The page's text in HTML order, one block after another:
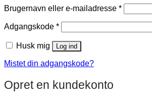
Brugernavn eller e-mailadresse *Påkrævet
Adgangskode *Påkrævet
Husk mig Log ind
Mistet din adgangskode?
Opret en kundekonto